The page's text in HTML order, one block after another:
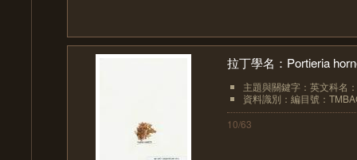
拉丁學名：Portieria
主題與關鍵字：英文科名
資料識別：編目號：
10/63